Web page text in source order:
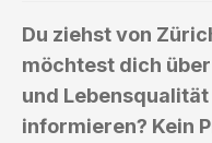
Du ziehst von
möchtest dich
und
informieren? Kein